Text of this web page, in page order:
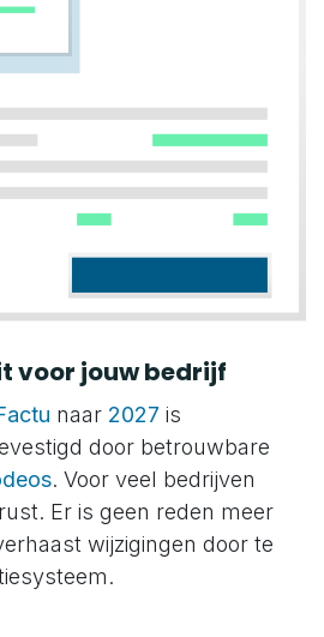
voor jouw bedrijf
naar 2027 is
door betrouwbare
. Voor veel bedrijven
Er is geen reden meer
wijzigingen door te